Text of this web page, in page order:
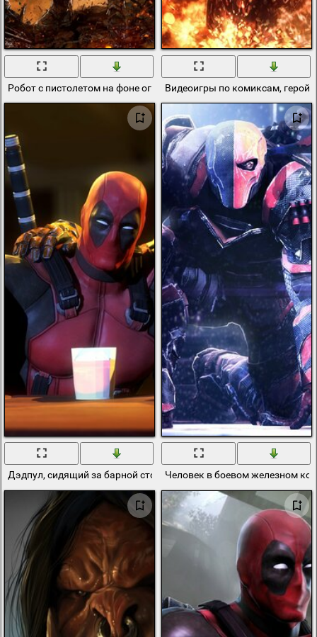
Робот с пистолетом на фоне огня Видеоигры по комиксам, герой
Дэдпул, сидящий за барной стойкойЧеловек в боевом железном